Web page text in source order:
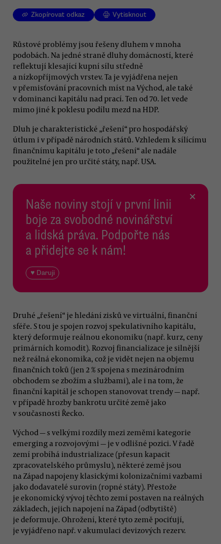
Zkopírovat odkaz Vytisknout
Růstové problémy jsou řešeny dluhem v mnoha
podobách. Na jedné straně dluhy domácností, které
reflektují klesající kupní sílu středně
a nízkopříjmových vrstev. Ta je vyjádřena nejen
v přemisťování pracovních míst na Východ, ale také
v dominanci kapitálu nad prací. Ten od 70. let vede
mimo jiné k poklesu podílu mezd na HDP.
Dluh je charakteristické „řešení“ pro hospodářský
útlum i v případě národních států. Vzhledem k sílícímu
finančnímu kapitálu je toto „řešení“ ale nadále
použitelné jen pro určité státy, např. USA.
Naše noviny stojí v první linii
boje za svobodné novinářství
a lidská práva. Podpořte nás
a přidejte se k nám!
♥ Daruji
×
Druhé „řešení“ je hledání zisků ve virtuální, finanční
sféře. S tou je spojen rozvoj spekulativního kapitálu,
který deformuje reálnou ekonomiku (např. kurz, ceny
primárních komodit). Rozvoj financializace je silnější
než reálná ekonomika, což je vidět nejen na objemu
finančních toků (jen 2 % spojena s mezinárodním
obchodem se zbožím a službami), ale i na tom, že
finanční kapitál je schopen stanovovat trendy — např.
v případě hrozby bankrotu určité země jako
v současnosti Řecko.
Východ — s velkými rozdíly mezi zeměmi kategorie
emerging a rozvojovými — je v odlišné pozici. V řadě
zemí probíhá industrializace (přesun kapacit
zpracovatelského průmyslu), některé země jsou
na Západ napojeny klasickými kolonizačními vazbami
jako dodavatelé surovin (ropné státy). Přestože
je ekonomický vývoj těchto zemí postaven na reálných
základech, jejich napojení na Západ (odbytiště)
je deformuje. Ohrožení, které tyto země pociťují,
je vyjádřeno např. v akumulaci devizových rezerv.